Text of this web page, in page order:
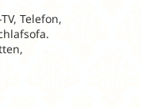
Telefon,